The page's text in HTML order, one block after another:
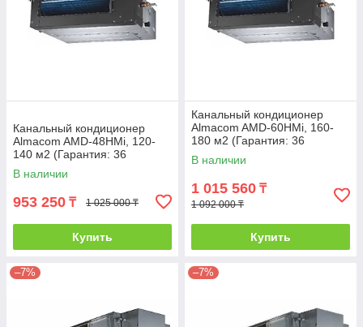
Канальный кондиционер
Almacom AMD-48HМi, 120-
140 м2 (Гарантия: 36
месяцев)
В наличии
953 250 ₸ 1 025 000 ₸
Купить
Канальный кондиционер
Almacom AMD-60HMi, 160-
180 м2 (Гарантия: 36
месяцев)
В наличии
1 015 560 ₸
1 092 000 ₸
Купить
–7% –7%